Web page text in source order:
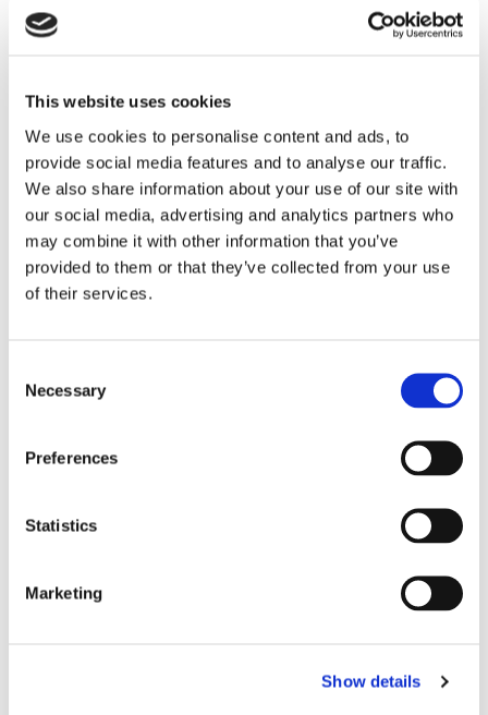
This website uses cookies
We use cookies to personalise content and ads, to
provide social media features and to analyse our traffic.
We also share information about your use of our site with
our social media, advertising and analytics partners who
may combine it with other information that you’ve
provided to them or that they’ve collected from your use
of their services.
Selection
Necessary
Preferences
Statistics
Marketing
Show details
Storaffären: Kongsberg
Maritime köper Berg